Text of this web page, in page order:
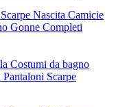
Scarpe Nascita Camicie
Gonne Completi
Costumi da bagno
Pantaloni Scarpe